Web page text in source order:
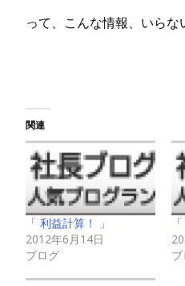
って、こんな情報、いらな
関連
「 利益計算！ 」
2012年6月14日
ブログ